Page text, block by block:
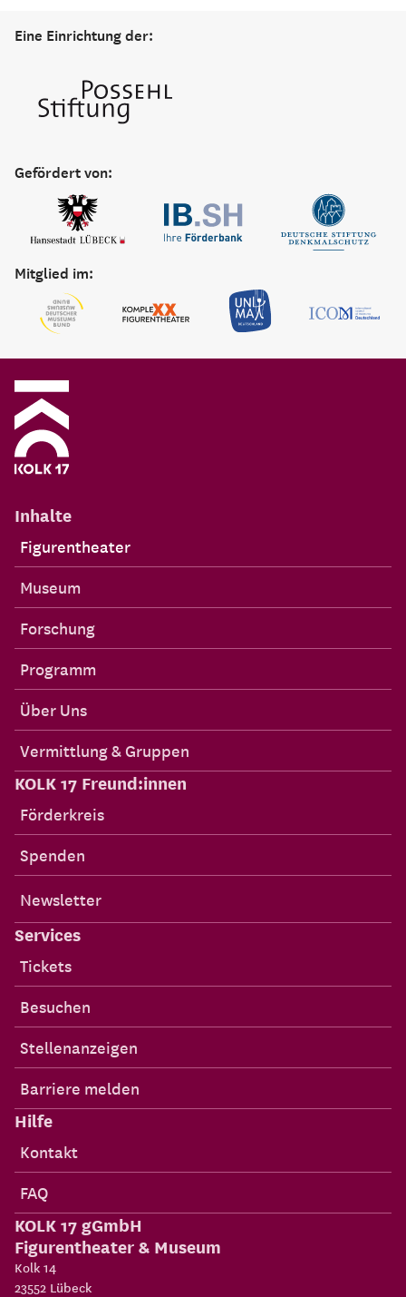
Eine Einrichtung der:
Gefördert von:
Mitglied im:
Inhalte
Figurentheater
Museum
Forschung
Programm
Über Uns
Vermittlung & Gruppen
KOLK 17 Freund:innen
Förderkreis
Spenden
Newsletter
Services
Tickets
Besuchen
Stellenanzeigen
Barriere melden
Hilfe
Kontakt
FAQ
KOLK 17 gGmbH
Figurentheater & Museum
Kolk 14
23552 Lübeck